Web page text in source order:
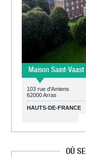
Maison Saint-Vaast
103 rue d'Amiens
62000 Arras
HAUTS-DE-FRANCE
OÙ